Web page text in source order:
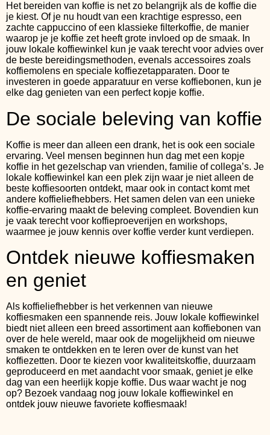
Het bereiden van koffie is net zo belangrijk als de koffie die
je kiest. Of je nu houdt van een krachtige espresso, een
zachte cappuccino of een klassieke filterkoffie, de manier
waarop je je koffie zet heeft grote invloed op de smaak. In
jouw lokale koffiewinkel kun je vaak terecht voor advies over
de beste bereidingsmethoden, evenals accessoires zoals
koffiemolens en speciale koffiezetapparaten. Door te
investeren in goede apparatuur en verse koffiebonen, kun je
elke dag genieten van een perfect kopje koffie.
De sociale beleving van koffie
Koffie is meer dan alleen een drank, het is ook een sociale
ervaring. Veel mensen beginnen hun dag met een kopje
koffie in het gezelschap van vrienden, familie of collega’s. Je
lokale koffiewinkel kan een plek zijn waar je niet alleen de
beste koffiesoorten ontdekt, maar ook in contact komt met
andere koffieliefhebbers. Het samen delen van een unieke
koffie-ervaring maakt de beleving compleet. Bovendien kun
je vaak terecht voor koffieproeverijen en workshops,
waarmee je jouw kennis over koffie verder kunt verdiepen.
Ontdek nieuwe koffiesmaken
en geniet
Als koffieliefhebber is het verkennen van nieuwe
koffiesmaken een spannende reis. Jouw lokale koffiewinkel
biedt niet alleen een breed assortiment aan koffiebonen van
over de hele wereld, maar ook de mogelijkheid om nieuwe
smaken te ontdekken en te leren over de kunst van het
koffiezetten. Door te kiezen voor kwaliteitskoffie, duurzaam
geproduceerd en met aandacht voor smaak, geniet je elke
dag van een heerlijk kopje koffie. Dus waar wacht je nog
op? Bezoek vandaag nog jouw lokale koffiewinkel en
ontdek jouw nieuwe favoriete koffiesmaak!